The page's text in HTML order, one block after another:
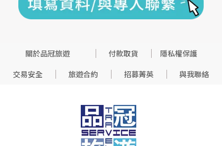
關於品冠旅遊 付款取貨
隱私權保護
交易安全
旅遊合約 招募菁英 與我聯絡